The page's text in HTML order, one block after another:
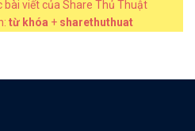
bài viết của Share Thủ Thuật
từ khóa + sharethuthuat